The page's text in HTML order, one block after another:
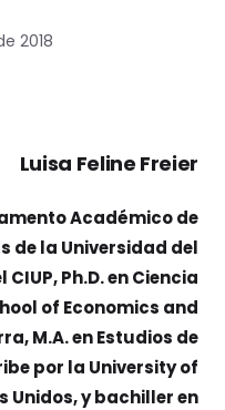
2018
Luisa Feline Freier
Académico de
de la Universidad del
Ph.D. en Ciencia
of Economics and
M.A. en Estudios de
por la University of
Unidos, y bachiller en